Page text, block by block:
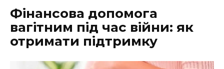
Фінансова допомога
вагітним під час війни: як
отримати підтримку